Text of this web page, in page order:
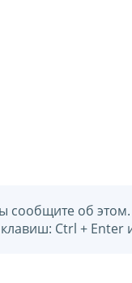
сообщите об этом.
Ctrl + Enter